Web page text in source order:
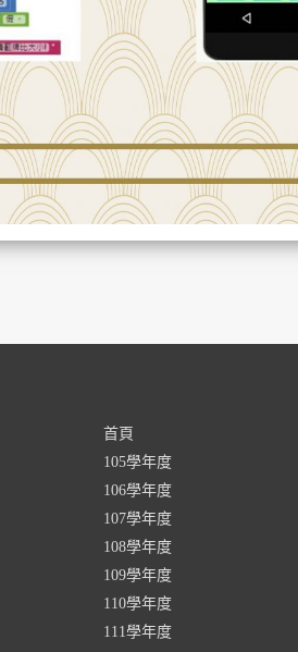
首頁
105學年度
106學年度
107學年度
108學年度
109學年度
110學年度
111學年度